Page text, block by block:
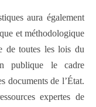
aura également
et méthodologique
de toutes les lois du
publique le cadre
documents de l’État.
expertes de